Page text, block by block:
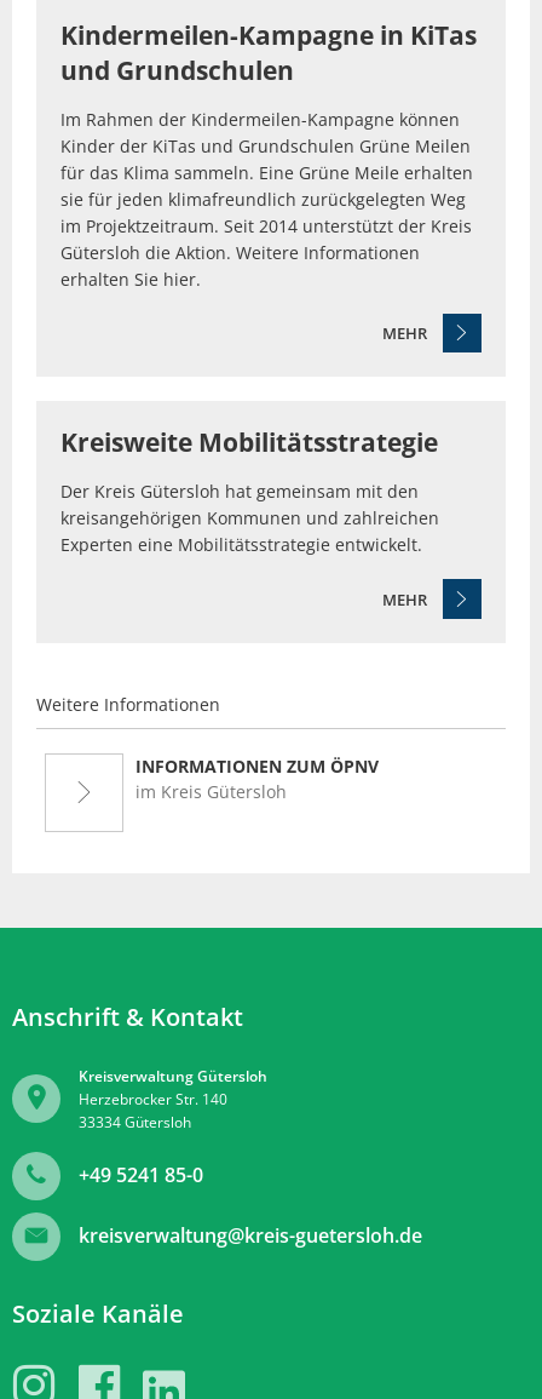
Kindermeilen-Kampagne in KiTas
und Grundschulen
Im Rahmen der Kindermeilen-Kampagne können
Kinder der KiTas und Grundschulen Grüne Meilen
für das Klima sammeln. Eine Grüne Meile erhalten
sie für jeden klimafreundlich zurückgelegten Weg
im Projektzeitraum. Seit 2014 unterstützt der Kreis
Gütersloh die Aktion. Weitere Informationen
erhalten Sie hier.
MEHR
Kreisweite Mobilitätsstrategie
Der Kreis Gütersloh hat gemeinsam mit den
kreisangehörigen Kommunen und zahlreichen
Experten eine Mobilitätsstrategie entwickelt.
MEHR
Weitere Informationen
INFORMATIONEN ZUM ÖPNV
im Kreis Gütersloh
Anschrift & Kontakt
Kreisverwaltung Gütersloh
Herzebrocker Str. 140
33334Gütersloh
+49 5241 85-0
kreisverwaltung@kreis-guetersloh.de
Soziale Kanäle